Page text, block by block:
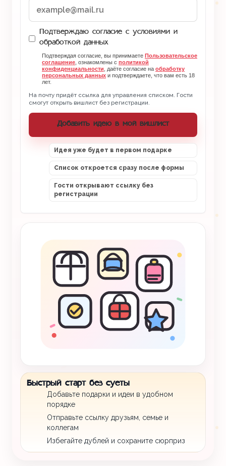
Подтверждаю согласие с условиями и
обработкой данных
Подтверждая согласие, вы принимаете Пользовательское
соглашение , ознакомлены с политикой
конфиденциальности , даёте согласие на обработку
персональных данных и подтверждаете, что вам есть 18
лет.
На почту придёт ссылка для управления списком. Гости
смогут открыть вишлист без регистрации.
Добавить идею в мой вишлист
Идея уже будет в первом подарке
Список откроется сразу после формы
Гости открывают ссылку без
регистрации
Быстрый старт без суеты
Добавьте подарки и идеи в удобном
порядке
Отправьте ссылку друзьям, семье и
коллегам
Избегайте дублей и сохраните сюрприз